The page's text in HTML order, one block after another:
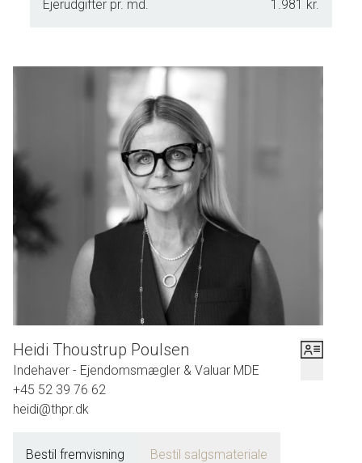
Ejerudgifter pr. md. 1.981 kr.
Heidi Thoustrup Poulsen
Indehaver - Ejendomsmægler & Valuar MDE
+45 52 39 76 62
heidi@thpr.dk
Bestil fremvisning Bestil salgsmateriale